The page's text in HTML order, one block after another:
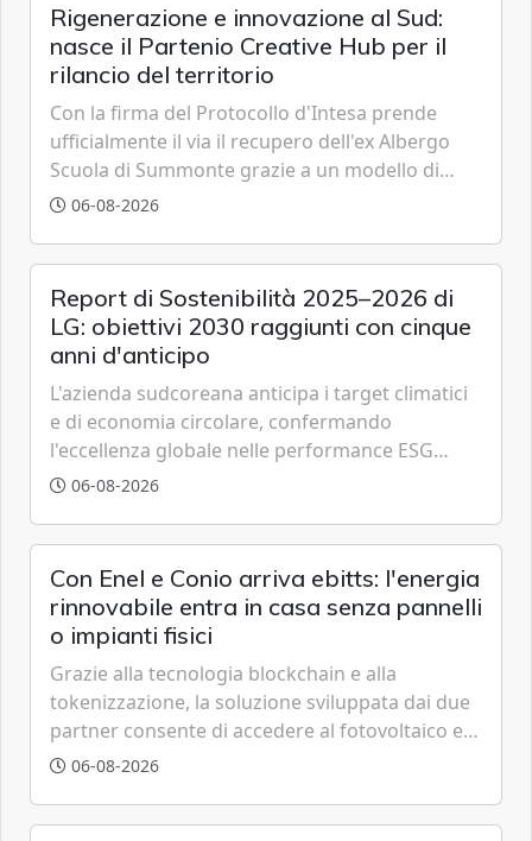
Rigenerazione e innovazione al Sud:
nasce il Partenio Creative Hub per il
rilancio del territorio
Con la firma del Protocollo d'Intesa prende
ufficialmente il via il recupero dell'ex Albergo
Scuola di Summonte grazie a un modello di
partenariato pubblico-privato e a una rete di
06-08-2026
Report di Sostenibilità 2025–2026 di
LG: obiettivi 2030 raggiunti con cinque
anni d'anticipo
L'azienda sudcoreana anticipa i target climatici
e di economia circolare, confermando
l'eccellenza globale nelle performance ESG
grazie a innovazione, accessibilità e governance
06-08-2026
Con Enel e Conio arriva ebitts: l'energia
rinnovabile entra in casa senza pannelli
o impianti fisici
Grazie alla tecnologia blockchain e alla
tokenizzazione, la soluzione sviluppata dai due
partner consente di accedere al fotovoltaico e
all'eolico ottenendo risparmi diretti in bolletta,
06-08-2026